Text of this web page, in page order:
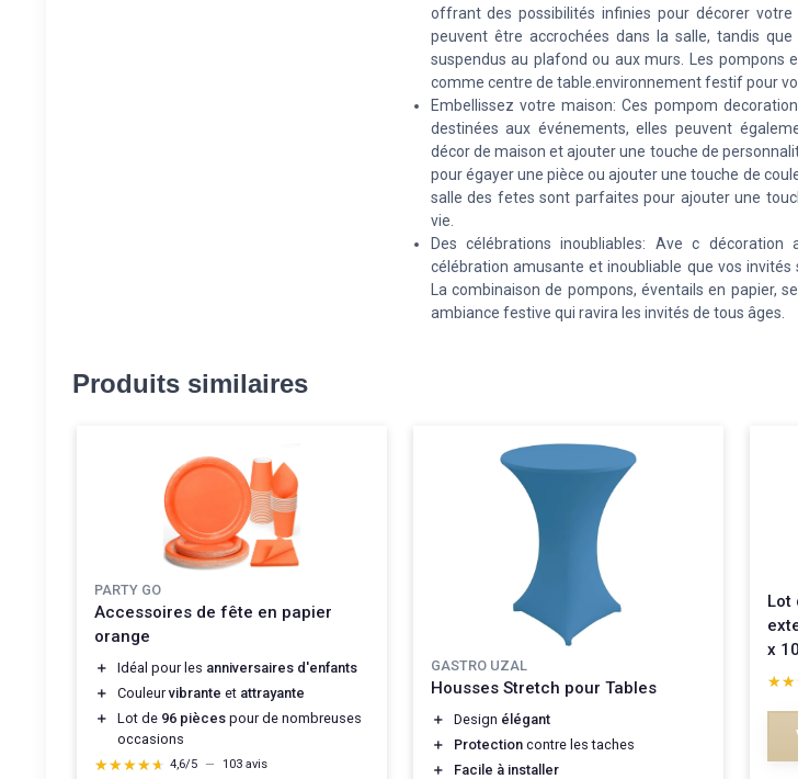
offrant des possibilités infinies pour décorer votre
peuvent être accrochées dans la salle, tandis
suspendus au plafond ou aux murs. Les pompons
comme centre de table.environnement festif pour
Embellissez votre maison: Ces pompom
destinées aux événements, elles peuvent
décor de maison et ajouter une touche de
pour égayer une pièce ou ajouter une touche de
salle des fetes sont parfaites pour ajouter une
vie.
Des célébrations inoubliables: Ave c
célébration amusante et inoubliable que vos invités
La combinaison de pompons, éventails en papier,
ambiance festive qui ravira les invités de tous âges.
Produits similaires
PARTY GO
Accessoires de fête en papier
orange
＋ Idéal pour les anniversaires d'enfants
＋
Couleurvibrante et attrayante
＋
Lot de 96 pièces pour de nombreuses
occasions
★★★★★
★★★★★ 4,6/5 — 103 avis
GASTRO UZAL
Housses Stretch pour Tables
＋ Design élégant
＋
Protection contre les taches
＋
Facile à installer
Lot
x